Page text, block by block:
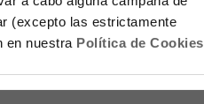
(excepto las estrictamente
en nuestra Política de Cookies
DEL PRODUCTO
Y CAMBIOS